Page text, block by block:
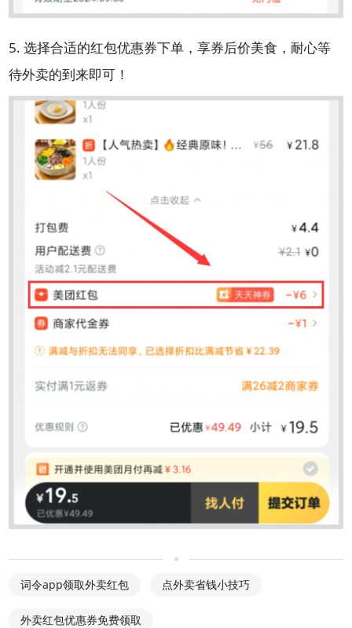
5. 选择合适的红包优惠券下单，享券后价美食，耐心等
待外卖的到来即可！
词令app领取外卖红包 点外卖省钱小技巧
外卖红包优惠券免费领取